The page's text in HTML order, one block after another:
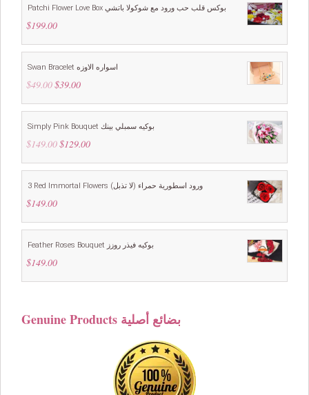
Patchi Flower Love Box بوكس قلب حب ورود مع شوكولا باتشي
$199.00
Swan Bracelet اسواره الاوزه
$49.00 Original
was:
$39.00Current
is:
Simply Pink Bouquet بوكيه سمبلي بينك
$149.00 Original
was:
$129.00Current
is:
3 Red Immortal Flowers ورود اسطورية حمراء (لا تذبل)
$149.00
Feather Roses Bouquet بوكيه فيذر روزز
$149.00
Genuine Products بضائع أصلية